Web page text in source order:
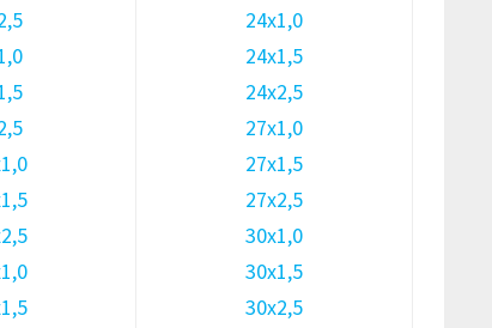
24х1,0
24х1,5
24х2,5
27х1,0
27х1,5
27х2,5
30х1,0
30х1,5
30х2,5